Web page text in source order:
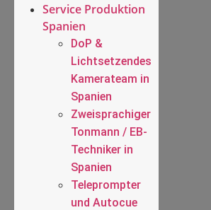
Service Produktion
Spanien
DoP &
Lichtsetzendes
Kamerateam in
Spanien
Zweisprachiger
Tonmann / EB-
Techniker in
Spanien
Teleprompter
und Autocue